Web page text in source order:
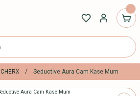
CHERX Seductive Aura Cam Kase Mum